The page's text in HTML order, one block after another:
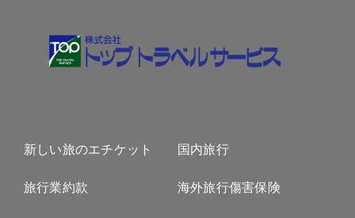
新しい旅のエチケット
旅行業約款
国内旅行
海外旅行傷害保険